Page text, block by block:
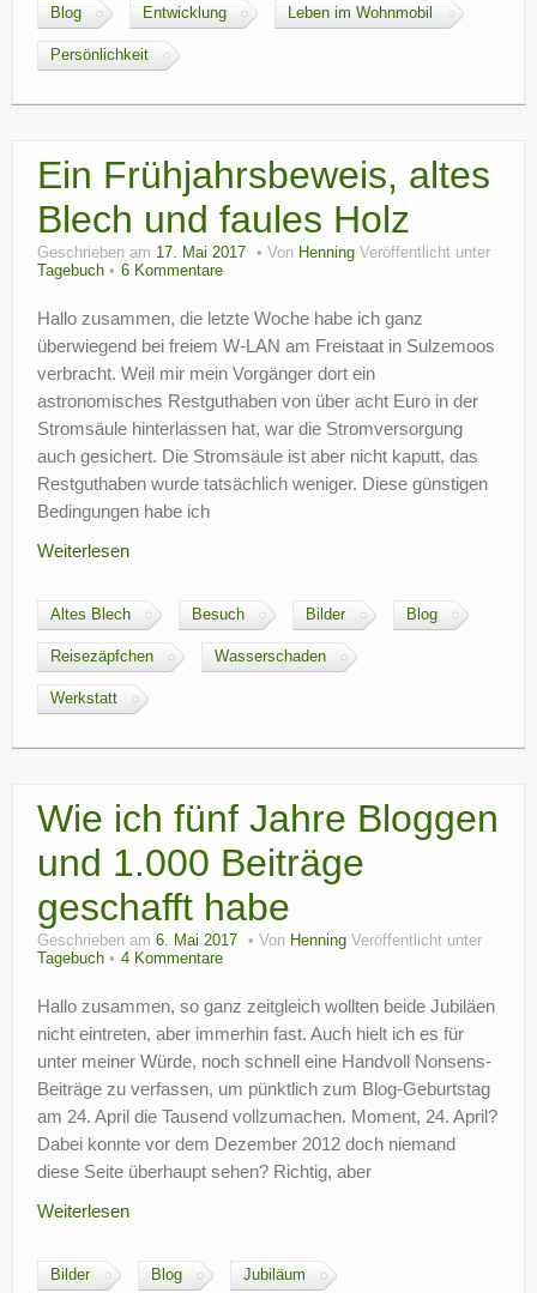
Blog Entwicklung Leben im Wohnmobil
Persönlichkeit
Ein Frühjahrsbeweis, altes
Blech und faules Holz
Geschrieben am 17. Mai 2017 Von Henning Veröffentlicht unter
Tagebuch
6 Kommentare
Hallo zusammen, die letzte Woche habe ich ganz
überwiegend bei freiem W-LAN am Freistaat in Sulzemoos
verbracht. Weil mir mein Vorgänger dort ein
astronomisches Restguthaben von über acht Euro in der
Stromsäule hinterlassen hat, war die Stromversorgung
auch gesichert. Die Stromsäule ist aber nicht kaputt, das
Restguthaben wurde tatsächlich weniger. Diese günstigen
Bedingungen habe ich
Weiterlesen
Altes Blech Besuch Bilder Blog
Reisezäpfchen Wasserschaden
Werkstatt
Wie ich fünf Jahre Bloggen
und 1.000 Beiträge
geschafft habe
Geschrieben am 6. Mai 2017 Von Henning Veröffentlicht unter
Tagebuch
4 Kommentare
Hallo zusammen, so ganz zeitgleich wollten beide Jubiläen
nicht eintreten, aber immerhin fast. Auch hielt ich es für
unter meiner Würde, noch schnell eine Handvoll Nonsens-
Beiträge zu verfassen, um pünktlich zum Blog-Geburtstag
am 24. April die Tausend vollzumachen. Moment, 24. April?
Dabei konnte vor dem Dezember 2012 doch niemand
diese Seite überhaupt sehen? Richtig, aber
Weiterlesen
Bilder Blog Jubiläum